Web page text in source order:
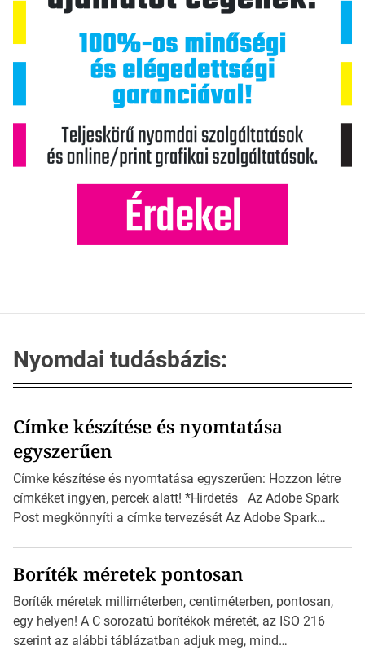
Nyomdai tudásbázis:
Címke készítése és nyomtatása
egyszerűen
Címke készítése és nyomtatása egyszerűen: Hozzon létre
címkéket ingyen, percek alatt! *Hirdetés Az Adobe Spark
Post megkönnyíti a címke tervezését Az Adobe Spark
igazán foroghatnak a kreatív fogaskerekek, miközben
zajlik a saját címke készítése. Hogyan készítsünk címkét?
Válasszon méretet és alakot: Válassza ki a kívánt címke
méretét. Akár néhány […]
Boríték méretek pontosan
Boríték méretek milliméterben, centiméterben, pontosan,
egy helyen! A C sorozatú borítékok méretét, az ISO 216
szerint az alábbi táblázatban adjuk meg, mind